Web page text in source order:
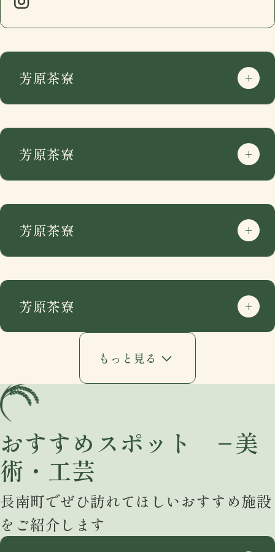
芳原茶寮
住所
〒297-0115
千葉県長生郡長南町千田227
google mapで開く
芳原茶寮
芳原茶寮
芳原茶寮
もっと見る
おすすめスポット −美
術・工芸
長南町でぜひ訪れてほしいおすすめ施設
をご紹介します